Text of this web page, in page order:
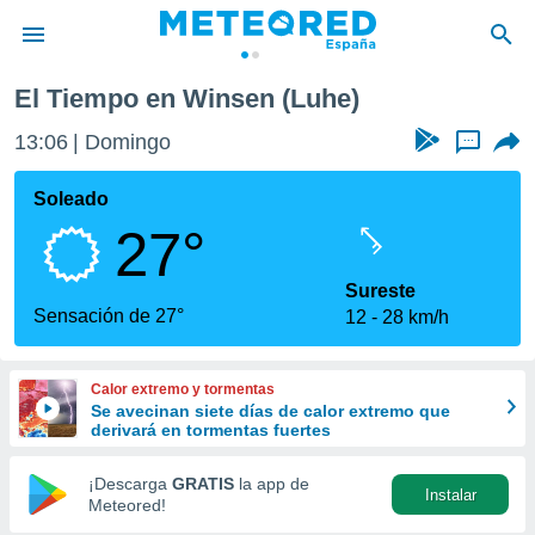
de
por
que se
calidad.
a este
las
y
forma
digital
basada
El Tiempo en Winsen (Luhe)
13:06 Domingo ...
Soleado
27°
Sensación de 27°
Sureste
12
28 km/h
Calor extremo y tormentas
Se avecinan siete días de calor extremo que
derivará en tormentas fuertes
¡Descarga GRATIS la app de
Meteored!
Instalar